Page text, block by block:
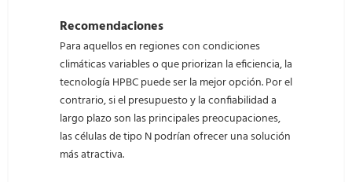
Recomendaciones
Para aquellos en regiones con condiciones
climáticas variables o que priorizan la eficiencia, la
tecnología HPBC puede ser la mejor opción. Por el
contrario, si el presupuesto y la confiabilidad a
largo plazo son las principales preocupaciones,
las células de tipo N podrían ofrecer una solución
más atractiva.